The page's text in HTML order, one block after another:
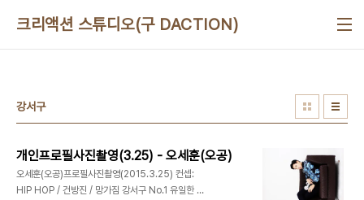
크리액션 스튜디오(구 DACTION)
강서구
개인프로필사진촬영(3.25) - 오세훈(오공)
오세훈(오공)프로필사진촬영(2015.3.25) 컨셉:
HIP HOP / 건방진 / 망가짐 강서구 No.1 유일한 문